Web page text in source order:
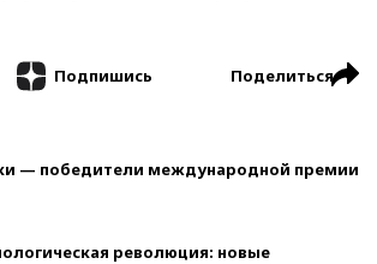
Подпишись Поделиться
— победители международной премии
революция: новые